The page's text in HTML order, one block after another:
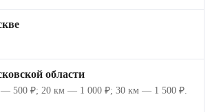
области
500 ₽; 20 км — 1 000 ₽; 30 км — 1 500 ₽.